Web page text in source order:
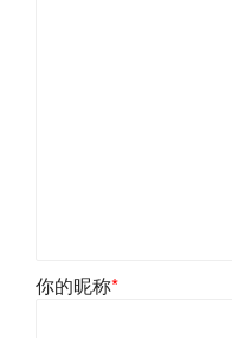
你的昵称*